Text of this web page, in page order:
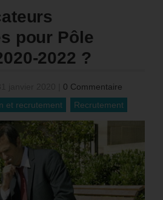
pour Pôle
2022 ?
0 Commentaire
et recrutement Recrutement